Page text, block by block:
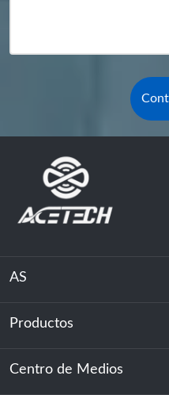
AS
Sobre nosotros
Sostenibilidad
Productos
Almacenamiento de energía
Centro de Medios